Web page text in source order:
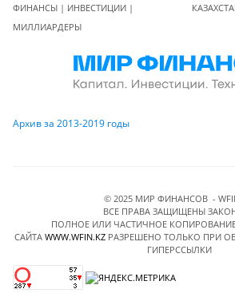
ФИНАНСЫ | ИНВЕСТИЦИИ |
МИЛЛИАРДЕРЫ
Архив за 2013-2019 годы
© 2025 МИР ФИНАНСОВ -
ВСЕ ПРАВА ЗАЩИЩЕНЫ
ПОЛНОЕ ИЛИ ЧАСТИЧНОЕ
САЙТА WWW.WFIN.KZРАЗРЕШЕНО ТОЛЬКО ПРИ
ГИПЕРССЫЛКИ